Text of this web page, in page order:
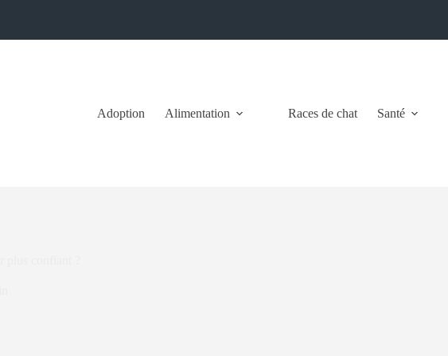
Adoption Alimentation Races de chat Santé